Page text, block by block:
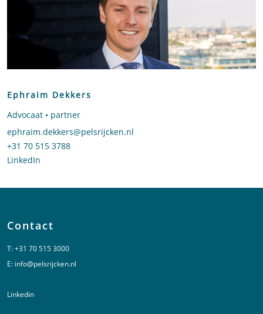
Ephraim Dekkers
Advocaat • partner
Stuur een e-mail naar Ephraim Dekkers
ephraim.dekkers@pelsrijcken.nl
Bel naar Ephraim Dekkers
+31 70 515 3788
LinkedIn
Contact
T:+31 70 515 3000
E: info@pelsrijcken.nl
Linkedin